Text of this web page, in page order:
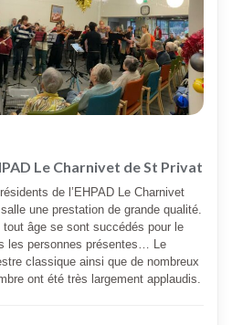
Le Charnivet de St Privat
de l’EHPAD Le Charnivet
une prestation de grande qualité.
âge se sont succédés pour le
les personnes présentes… Le
classique ainsi que de nombreux
ont été très largement applaudis.